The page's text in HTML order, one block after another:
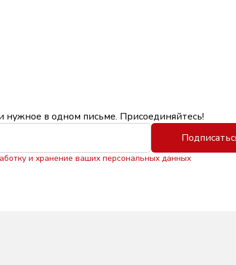
нужное в одном письме. Присоединяйтесь!
и хранение ваших персональных данных